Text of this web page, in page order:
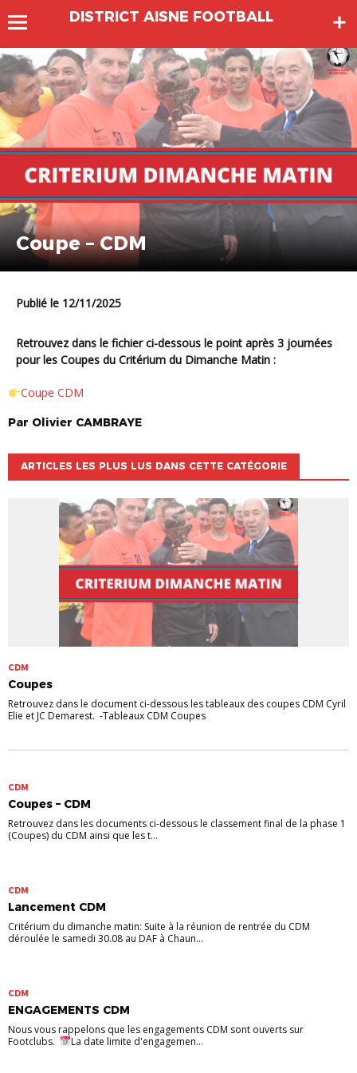
DISTRICT AISNE FOOTBALL
Coupe – CDM
Publié le 12/11/2025
Retrouvez dans le fichier ci-dessous le point après 3 journées
pour les Coupes du Critérium du Dimanche Matin :
Coupe CDM
Par Olivier CAMBRAYE
ARTICLES LES PLUS LUS DANS CETTE CATÉGORIE
CDM
Coupes
Retrouvez dans le document ci-dessous les tableaux des coupes CDM Cyril
Elie et JC Demarest. -Tableaux CDM Coupes
CDM
Coupes – CDM
Retrouvez dans les documents ci-dessous le classement final de la phase 1
(Coupes) du CDM ainsi que les t...
CDM
Lancement CDM
Critérium du dimanche matin: Suite à la réunion de rentrée du CDM
déroulée le samedi 30.08 au DAF à Chaun...
CDM
ENGAGEMENTS CDM
Nous vous rappelons que les engagements CDM sont ouverts sur
Footclubs.
La date limite d'engagemen...